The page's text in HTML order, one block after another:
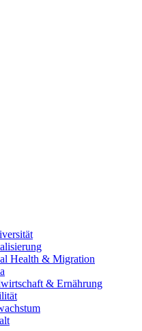
Health & Migration
& Ernährung